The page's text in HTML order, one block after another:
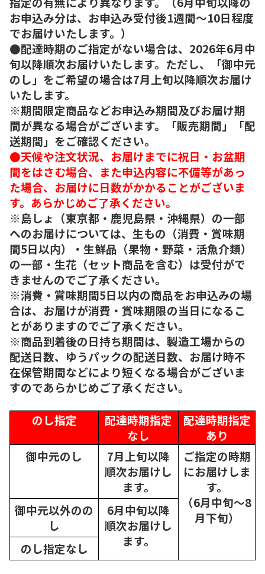
お申込み分は、お申込み受付後1週間～10日程度
でお届けいたします。）
●配達時期のご指定がない場合は、2026年6月中
旬以降順次お届けいたします。ただし、「御中元
のし」をご希望の場合は7月上旬以降順次お届け
いたします。
※期間限定商品などお申込み期間及びお届け期
間が異なる場合がございます。「販売期間」「配
送期間」をご確認ください。
●天候や注文状況、お届けまでに祝日・お盆期
間をはさむ場合、また申込内容に不備等があっ
た場合、お届けに日数がかかることがございま
す。あらかじめご了承ください。
※島しょ（東京都・鹿児島県・沖縄県）の一部
へのお届けについては、生もの（消費・賞味期
間5日以内）・生鮮品（果物・野菜・活魚介類）
の一部・生花（セット商品を含む）は受付がで
きませんのでご了承ください。
※消費・賞味期間5日以内の商品をお申込みの場
合は、お届けが消費・賞味期限の当日になるこ
とがありますのでご了承ください。
※商品到着後の日持ち期間は、製造工場からの
配送日数、ゆうパックの配送日数、お届け時不
在保管期間などにより短くなる場合がございま
すのであらかじめご了承ください。
のし指定
配達時期指定
なし
配達時期指定
あり
御中元のし
7月上旬以降
順次お届けし
ます。
ご指定の時期
にお届けしま
す。
（6月中旬～8
月下旬）
御中元以外のの
し
6月中旬以降
順次お届けし
ます。
のし指定なし